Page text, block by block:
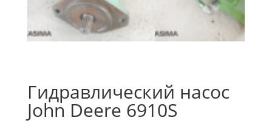
Гидравлический насос
John Deere 6910S